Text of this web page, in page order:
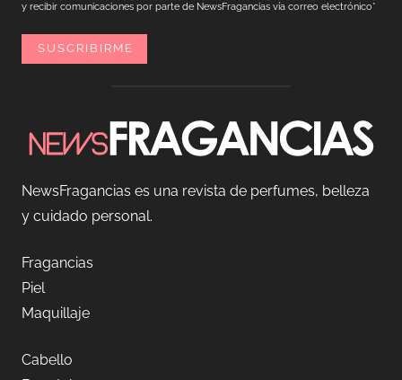
y recibir comunicaciones por parte de NewsFragancias vía correo electrónico*
NewsFragancias es una revista de perfumes, belleza
y cuidado personal.
Fragancias
Piel
Maquillaje
Cabello